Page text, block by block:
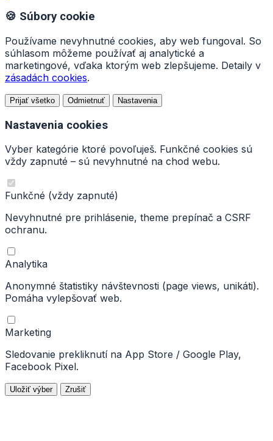
🍪 Súbory cookie
Používame nevyhnutné cookies, aby web fungoval. So
súhlasom môžeme používať aj analytické a
marketingové, vďaka ktorým web zlepšujeme. Detaily v
zásadách cookies.
Prijať všetko Odmietnuť Nastavenia
Nastavenia cookies
Vyber kategórie ktoré povoľuješ. Funkčné cookies sú
vždy zapnuté – sú nevyhnutné na chod webu.
Funkčné (vždy zapnuté)
Nevyhnutné pre prihlásenie, theme prepínač a CSRF
ochranu.
Analytika
Anonymné štatistiky návštevnosti (page views, unikáti).
Pomáha vylepšovať web.
Marketing
Sledovanie prekliknutí na App Store / Google Play,
Facebook Pixel.
Uložiť výber Zrušiť